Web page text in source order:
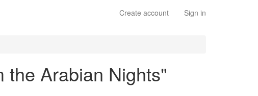
Create account Sign in
the Arabian Nights"